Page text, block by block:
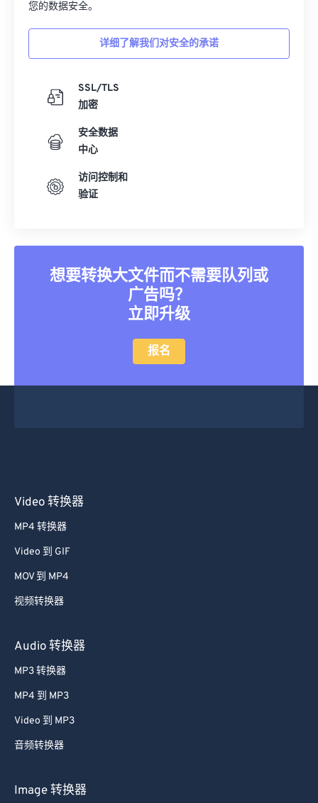
您的数据安全。
详细了解我们对安全的承诺
SSL/TLS
加密
安全数据
中心
访问控制和
验证
想要转换大文件而不需要队列或
广告吗？
立即升级
报名
Video 转换器
MP4 转换器
Video 到 GIF
MOV 到 MP4
视频转换器
Audio 转换器
MP3 转换器
MP4 到 MP3
Video 到 MP3
音频转换器
Image 转换器